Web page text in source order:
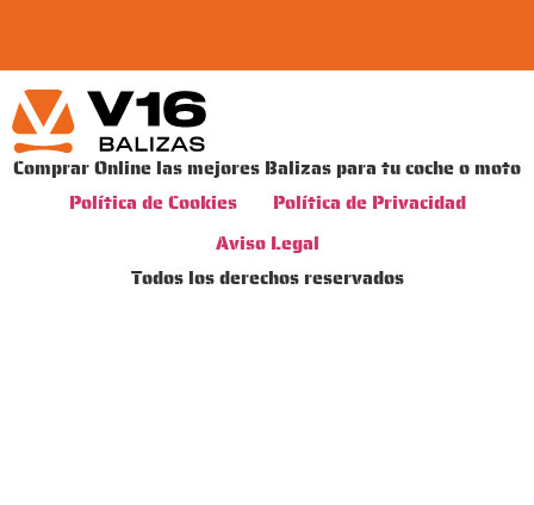
Comprar Online las mejores Balizas para tu coche o moto
Política de Cookies
Política de Privacidad
Aviso Legal
Todos los derechos reservados